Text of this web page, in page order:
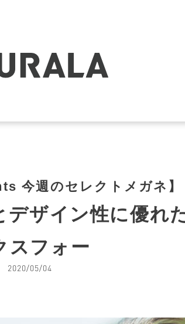
今週のセレクトメガネ】
ザイン性に優れ
スフォー
2020/05/04